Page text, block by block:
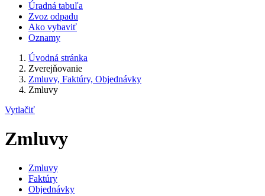
Úradná tabuľa
Zvoz odpadu
Ako vybaviť
Oznamy
Úvodná stránka
Zverejňovanie
Zmluvy, Faktúry, Objednávky
Zmluvy
Vytlačiť
Zmluvy
Zmluvy
Faktúry
Objednávky